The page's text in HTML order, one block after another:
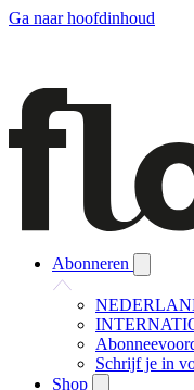
Ga naar hoofdinhoud
Abonneren
Schrijf je in
Shop